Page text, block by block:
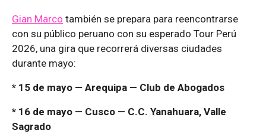
Gian Marco también se prepara para reencontrarse
con su público peruano con su esperado Tour Perú
2026, una gira que recorrerá diversas ciudades
durante mayo:
* 15 de mayo — Arequipa — Club de Abogados
* 16 de mayo — Cusco — C.C. Yanahuara, Valle
Sagrado